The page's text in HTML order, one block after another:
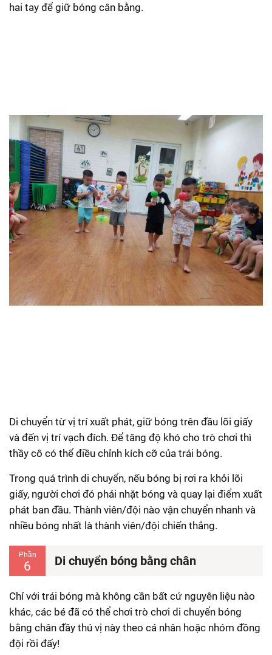
hai tay để giữ bóng cân bằng.
Di chuyển từ vị trí xuất phát, giữ bóng trên đầu lõi giấy
và đến vị trí vạch đích. Để tăng độ khó cho trò chơi thì
thầy cô có thể điều chỉnh kích cỡ của trái bóng.
Trong quá trình di chuyển, nếu bóng bị rơi ra khỏi lõi
giấy, người chơi đó phải nhặt bóng và quay lại điểm xuất
phát ban đầu. Thành viên/đội nào vận chuyển nhanh và
nhiều bóng nhất là thành viên/đội chiến thắng.
Phần
6 Di chuyển bóng bằng chân
Chỉ với trái bóng mà không cần bất cứ nguyên liệu nào
khác, các bé đã có thể chơi trò chơi di chuyển bóng
bằng chân đầy thú vị này theo cá nhân hoặc nhóm đồng
đội rồi đấy!